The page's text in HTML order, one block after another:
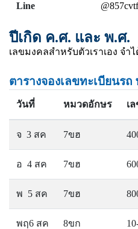
Line
ปีเกิด ค.ศ. และ พ.ศ.
เลขมงคลสำหรับตัวเราเอง จำ
ตารางจองเลขทะเบียนรถ
วันที่ หมวดอักษร เ
จ 3 สค 7ขฮ
อ 4 สค 7ขฮ
พ 5 สค 7ขฮ
พฤ6 สค 8ขก